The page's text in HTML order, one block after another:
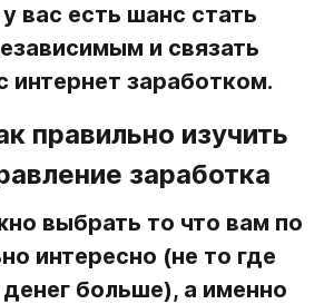
вас есть шанс стать
и связать
интернет заработком.
правильно изучить
заработка
выбрать то что вам по
интересно (не то где
больше), а именно